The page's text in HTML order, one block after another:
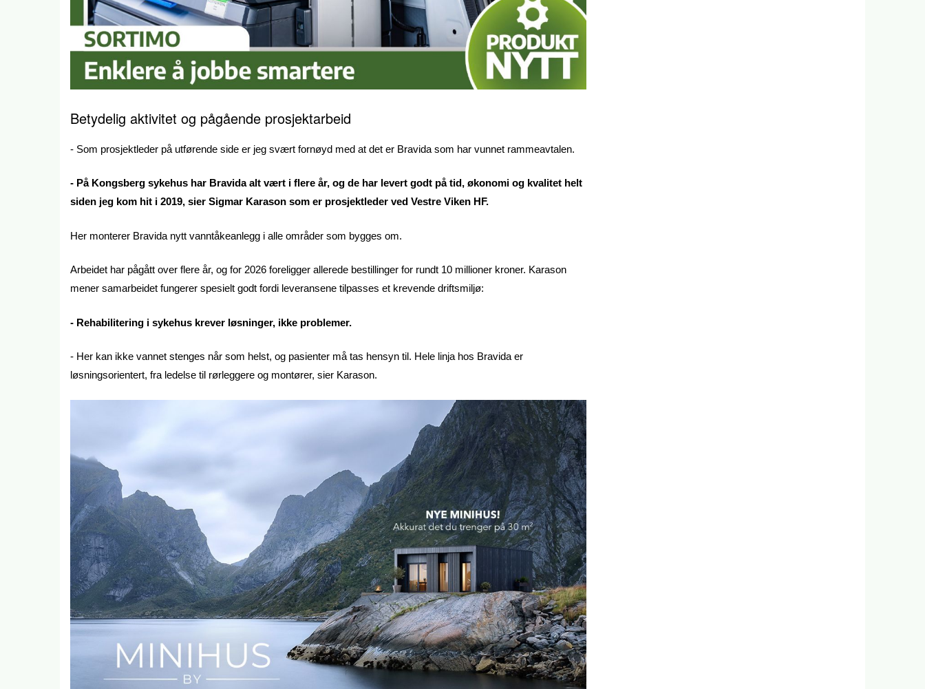
Betydelig aktivitet og pågående prosjektarbeid
- Som prosjektleder på utførende side er jeg svært fornøyd med at det er Bravida som har vunnet rammeavtalen.
- På Kongsberg sykehus har Bravida alt vært i flere år, og de har levert godt på tid, økonomi og kvalitet helt
siden jeg kom hit i 2019, sier Sigmar Karason som er prosjektleder ved Vestre Viken HF.
Her monterer Bravida nytt vanntåkeanlegg i alle områder som bygges om.
Arbeidet har pågått over flere år, og for 2026 foreligger allerede bestillinger for rundt 10 millioner kroner. Karason
mener samarbeidet fungerer spesielt godt fordi leveransene tilpasses et krevende driftsmiljø:
- Rehabilitering i sykehus krever løsninger, ikke problemer.
- Her kan ikke vannet stenges når som helst, og pasienter må tas hensyn til. Hele linja hos Bravida er
løsningsorientert, fra ledelse til rørleggere og montører, sier Karason.